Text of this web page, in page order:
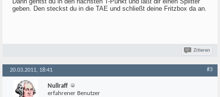
geben. Den steckst du in die TAE und schließt deine Fritzbox da an.
Zitieren
20.03.2011, 18:41 #3
Nullraff
erfahrener Benutzer